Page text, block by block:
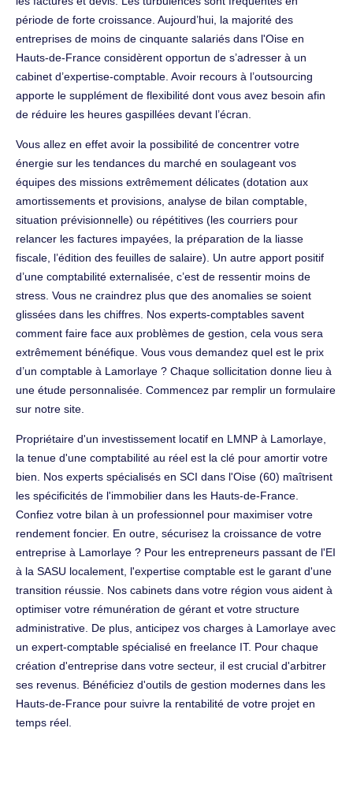
période de forte croissance. Aujourd’hui, la majorité des
entreprises de moins de cinquante salariés dans l'Oise en
Hauts-de-France considèrent opportun de s’adresser à un
cabinet d’expertise-comptable. Avoir recours à l’outsourcing
apporte le supplément de flexibilité dont vous avez besoin afin
de réduire les heures gaspillées devant l’écran.
Vous allez en effet avoir la possibilité de concentrer votre
énergie sur les tendances du marché en soulageant vos
équipes des missions extrêmement délicates (dotation aux
amortissements et provisions, analyse de bilan comptable,
situation prévisionnelle) ou répétitives (les courriers pour
relancer les factures impayées, la préparation de la liasse
fiscale, l’édition des feuilles de salaire). Un autre apport positif
d’une comptabilité externalisée, c’est de ressentir moins de
stress. Vous ne craindrez plus que des anomalies se soient
glissées dans les chiffres. Nos experts-comptables savent
comment faire face aux problèmes de gestion, cela vous sera
extrêmement bénéfique. Vous vous demandez quel est le prix
d’un comptable à Lamorlaye ? Chaque sollicitation donne lieu à
une étude personnalisée. Commencez par remplir un formulaire
sur notre site.
Propriétaire d'un investissement locatif en LMNP à Lamorlaye,
la tenue d'une comptabilité au réel est la clé pour amortir votre
bien. Nos experts spécialisés en SCI dans l'Oise (60) maîtrisent
les spécificités de l'immobilier dans les Hauts-de-France.
Confiez votre bilan à un professionnel pour maximiser votre
rendement foncier. En outre, sécurisez la croissance de votre
entreprise à Lamorlaye ? Pour les entrepreneurs passant de l'EI
à la SASU localement, l'expertise comptable est le garant d'une
transition réussie. Nos cabinets dans votre région vous aident à
optimiser votre rémunération de gérant et votre structure
administrative. De plus, anticipez vos charges à Lamorlaye avec
un expert-comptable spécialisé en freelance IT. Pour chaque
création d'entreprise dans votre secteur, il est crucial d'arbitrer
ses revenus. Bénéficiez d'outils de gestion modernes dans les
Hauts-de-France pour suivre la rentabilité de votre projet en
temps réel.